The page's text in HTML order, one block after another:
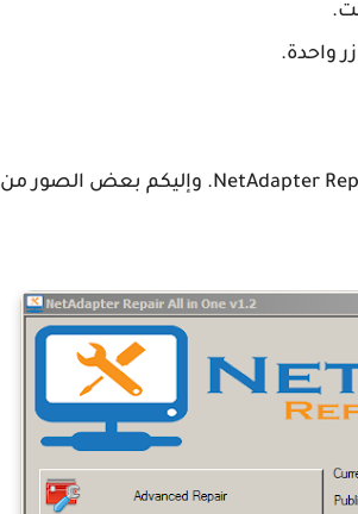
واحدة.
هذه فقط بعض المميزات المتوفرة في برنامج NetAdapter Repair All In One. وإليكم بعض الصور من